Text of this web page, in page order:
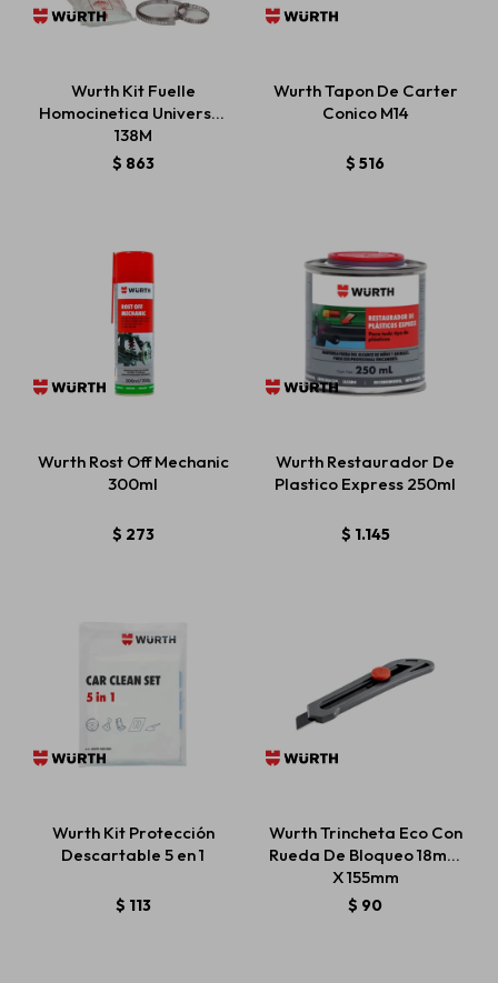
Wurth Kit Fuelle
Homocinetica Universal
138M
$ 863
Wurth Tapon De Carter
Conico M14
$ 516
Wurth Rost Off Mechanic
300ml
$ 273
Wurth Restaurador De
Plastico Express 250ml
$ 1.145
Wurth Kit Protección
Descartable 5 en 1
$ 113
Wurth Trincheta Eco Con
Rueda De Bloqueo 18mm
X 155mm
$ 90